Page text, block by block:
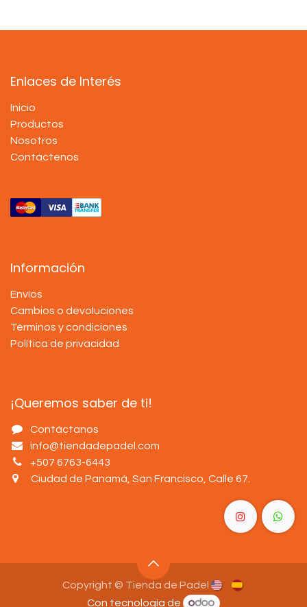
Enlaces de Interés
Inicio
Productos
Nosotros
Contáctenos
Información
Envíos
Cambios o devoluciones
Términos y condiciones
Política de privacidad
¡Queremos saber de ti!
Contáctanos
info@tiendadepadel.com
+507 6763-6443
Ciudad de Panamá, San Francisco, Calle 67.
Copyright © Tienda de Padel
Con tecnología de